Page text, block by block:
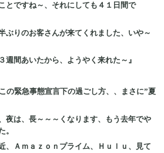
とですね～、それにしても ４１日間で
ぶりのお客さんが来てくれました、いや～
週間あいたから、ようやく来れた～』
の緊急事態宣言下の過ごし方、、まさに”夏
夜は、長～～～くなります、もう去年でや
。
、Ａｍａｚｏｎプライム、Ｈｕｌｕ、見て